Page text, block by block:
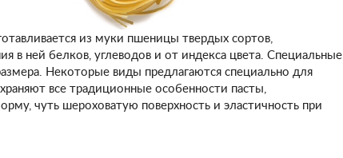
из муки пшеницы твердых сортов,
в ней белков, углеводов и от индекса цвета. Специальные
Некоторые виды предлагаются специально для
все традиционные особенности пасты,
чуть шероховатую поверхность и эластичность при